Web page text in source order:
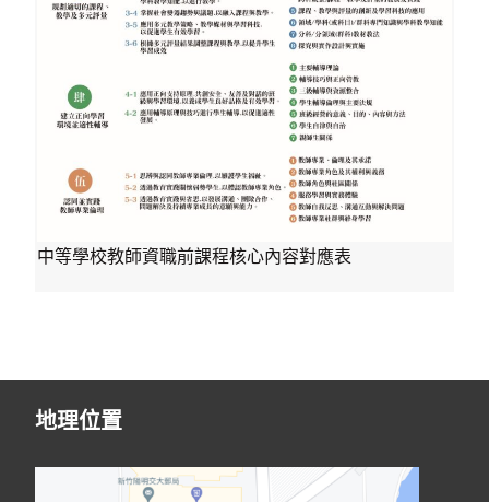
中等學校教師資職前課程核心內容對應表
地理位置